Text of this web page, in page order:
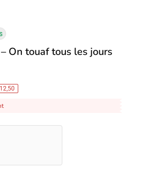
On touaf tous les jours